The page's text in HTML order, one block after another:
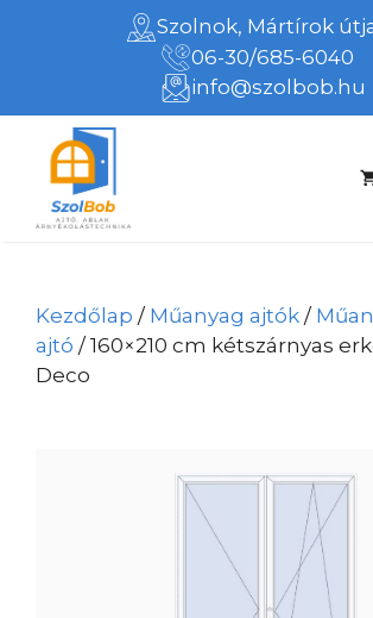
Szolnok, Mártírok
06-30/685-6040
info@szolbob.hu
Kezdőlap / Műanyag ajtók /
ajtó / 160×210 cm kétszárnyas
Deco